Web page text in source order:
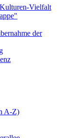
Vielfalt
der
A-Z)